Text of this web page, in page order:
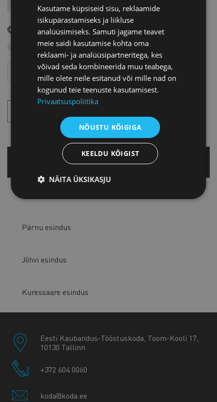
VARIA VÄLISVISIIDID
Tulevased sündmused
Otsi arhiivist
Kuu
Pärnu esindus
Jõhvi esindus
Kuressaare esindus
Eesti Kaubandus-Tööstuskoda, Toom-Kooli 17,
10130 Tallinn
+372 604 0060
koda@koda.ee
Kasutame küpsiseid sisu, reklaamide
isikupärastamiseks ja liikluse
analüüsimiseks. Samuti jagame teavet
meie saidi kasutamise kohta oma
reklaami- ja analüüsipartneritega, kes
võivad seda kombineerida muu teabega,
mille olete neile esitanud või mille nad on
kogunud teie teenuste kasutamisest.
Privaatsuspoliitika
NÕUSTU KÕIGIGA
KEELDU KÕIGIST
NÄITA ÜKSIKASJU